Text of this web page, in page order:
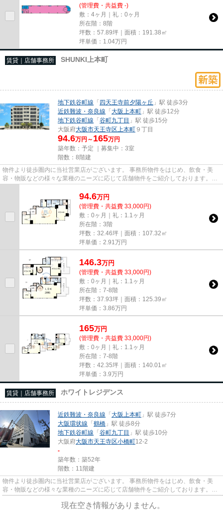
(管理費・共益費 -)
敷：4ヶ月｜礼：0ヶ月
所在階：8階
坪数：57.89坪｜面積：191.38㎡
坪単価： 1.04万円
賃貸｜店舗事務所 SHUNKI上本町
地下鉄谷町線 「四天王寺前夕陽ヶ丘 」駅 徒歩3分
近鉄難波・奈良線 「大阪上本町 」駅 徒歩12分
地下鉄谷町線 「谷町九丁目 」駅 徒歩15分
大阪府大阪市天王寺区 上本町 ９丁目
94.6万円～ 165万円
築年数：予定 ｜募集中： 3室
階数：8階建
物件より徒歩圏内に当社営業店がございます。 事務所物件をはじめ、飲食・美
容・物販などの様々な業種のニーズに応じて店舗物件をご紹介しております。
尚、弊社ではおとり広告は一切...
94.6万円
(管理費・共益費 33,000円)
敷：0ヶ月｜礼：1.1ヶ月
所在階：3階
坪数：32.46坪｜面積：107.32㎡
坪単価： 2.91 万円
146.3万円
(管理費・共益費 33,000円)
敷：0ヶ月｜礼：1.1ヶ月
所在階：7-8階
坪数：37.93坪｜面積：125.39㎡
坪単価： 3.86万円
165万円
(管理費・共益費 33,000円)
敷：0ヶ月｜礼：1.1ヶ月
所在階：7-8階
坪数：42.35坪｜面積：140.01㎡
坪単価： 3.9万円
賃貸｜店舗事務所 ホワイトレジデンス
近鉄難波・奈良線 「大阪上本町 」駅 徒歩7分
大阪環状線 「鶴橋 」駅 徒歩8分
地下鉄谷町線 「谷町九丁目 」駅 徒歩10分
大阪府大阪市天王寺区小橋町12-2
-
築年数：築52年
階数：11階建
物件より徒歩圏内に当社営業店がございます。 事務所物件をはじめ、飲食・美
容・物販などの様々な業種のニーズに応じて店舗物件をご紹介しております。
尚、弊社ではおとり広告は一切...
現在空き情報がありません。